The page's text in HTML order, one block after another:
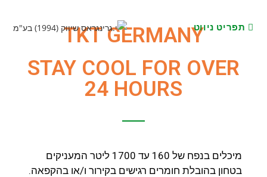
תפריט ניווטTKT GERMANY
STAY COOL FOR OVER
24 HOURS
מיכלים בנפח של 160 עד 1700 ליטר המעניקים
בטחון בהובלת חומרים רגישים בקירור ו/או בהקפאה.